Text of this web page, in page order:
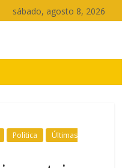
sábado, agosto 8, 2026
Política
Últimas